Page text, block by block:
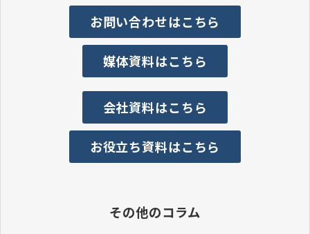
お問い合わせはこちら
媒体資料はこちら
会社資料はこちら
お役立ち資料はこちら
その他のコラム